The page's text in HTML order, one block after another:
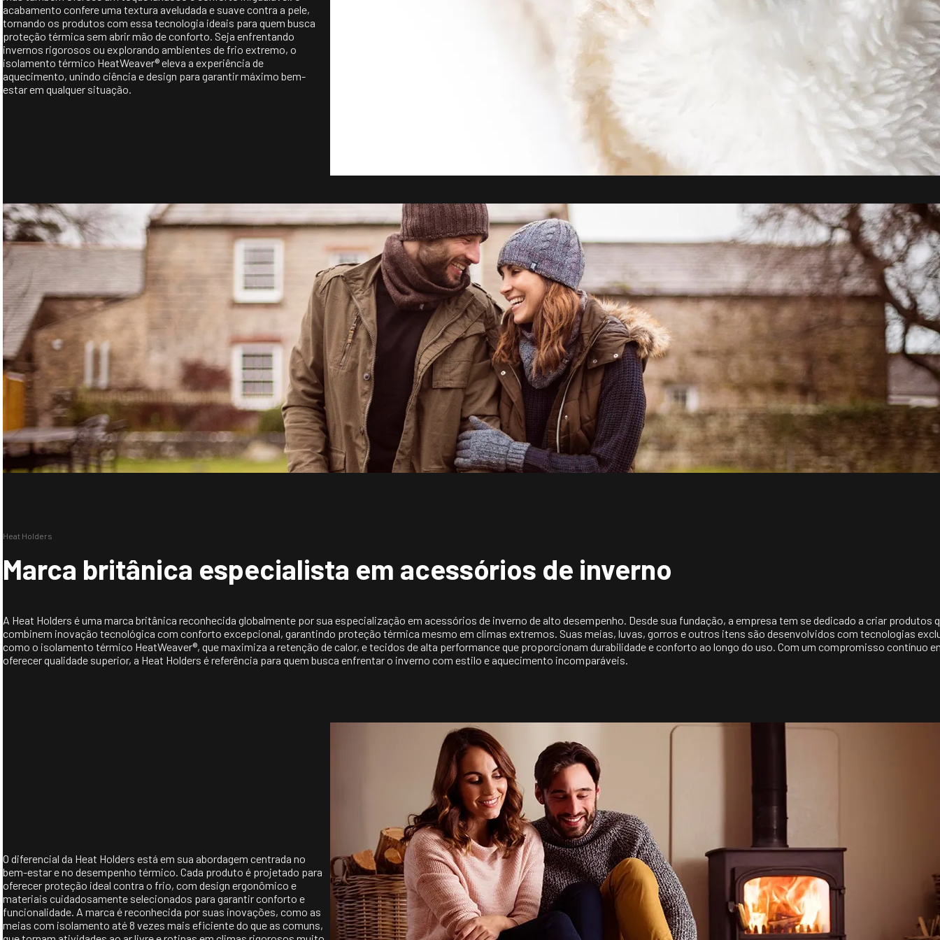
estilo de vida. O nosso time de especialistas do frio faz uma
rigorosa curadoria de produtos e marcas, a fim de
ao nosso conceito.
Inglaterra. Inicialmente a empresa comercializava apenas
tecidos e, com o passar do tempo, encarou o desafio de
desenvolver uma meia que realmente aquecesse os pés dos
seus clientes! Após vários projetos e testes, o time de
desenvolvimento da empresa enfim alcançou o seu objetivo
em 2008. Desde então a marca vendeu dezenas de milhões
de pares de meias em todo o mundo e hoje complementa o
roupas. Este crescimento foi fruto da satisfação e
admiração de seus clientes, que podem contar com o
aquecimento, conforto e proteção dos produtos Heat
Holders estejam em casa, no trabalho ou curtindo o
inverno!
acabamento confere uma textura aveludada e suave contra a pele,
tornando os produtos com essa tecnologia ideais para quem busca
proteção térmica sem abrir mão de conforto. Seja enfrentando
invernos rigorosos ou explorando ambientes de frio extremo, o
isolamento térmico HeatWeaver® eleva a experiência de
aquecimento, unindo ciência e design para garantir máximo bem-
estar em qualquer situação.
Heat Holders
Marca britânica especialista em acessórios de inverno
A Heat Holders é uma marca britânica reconhecida globalmente por sua especialização em acessórios de inverno de alto desempenho. Desde sua fundação, a empresa tem se dedicado a criar produtos
combinem inovação tecnológica com conforto excepcional, garantindo proteção térmica mesmo em climas extremos. Suas meias, luvas, gorros e outros itens são desenvolvidos com tecnologias
como o isolamento térmico HeatWeaver®, que maximiza a retenção de calor, e tecidos de alta performance que proporcionam durabilidade e conforto ao longo do uso. Com um compromisso contínuo
oferecer qualidade superior, a Heat Holders é referência para quem busca enfrentar o inverno com estilo e aquecimento incomparáveis.
O diferencial da Heat Holders está em sua abordagem centrada no
bem-estar e no desempenho térmico. Cada produto é projetado para
oferecer proteção ideal contra o frio, com design ergonômico e
materiais cuidadosamente selecionados para garantir conforto e
funcionalidade. A marca é reconhecida por suas inovações, como as
meias com isolamento até 8 vezes mais eficiente do que as comuns,